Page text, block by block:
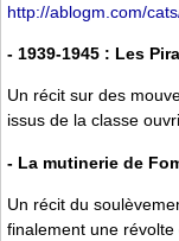
http://ablogm.com/
- 1939-1945 : Les
Un récit sur des
issus de la classe
- La mutinerie de
Un récit du
finalement une révolte